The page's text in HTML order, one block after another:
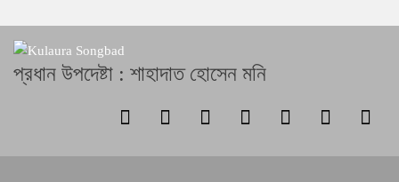
প্রধান উপদেষ্টা : শাহাদাত হোসেন মনি